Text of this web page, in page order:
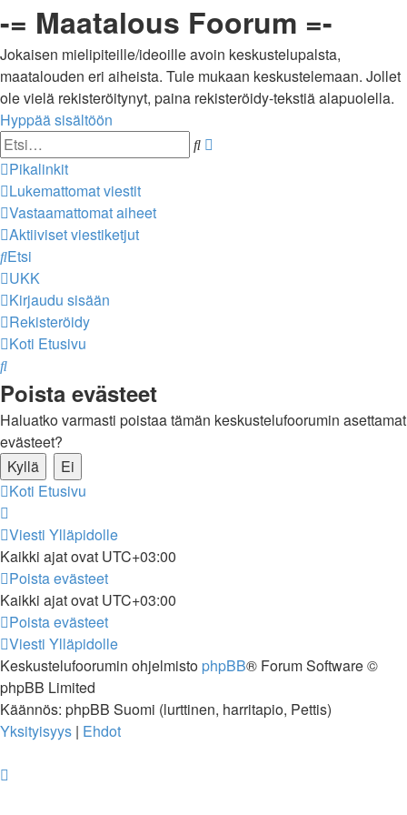
-= Maatalous Foorum =-
Jokaisen mielipiteille/ideoille avoin keskustelupalsta,
maatalouden eri aiheista. Tule mukaan keskustelemaan. Jollet
ole vielä rekisteröitynyt, paina rekisteröidy-tekstiä alapuolella.
Hyppää sisältöön
Etsi
Pikalinkit
Lukemattomat viestit
Vastaamattomat aiheet
Aktiiviset viestiketjut
Etsi
UKK
Kirjaudu sisään
Rekisteröidy
Koti Etusivu
Etsi
Poista evästeet
Haluatko varmasti poistaa tämän keskustelufoorumin asettamat
evästeet?
Koti Etusivu
Viesti Ylläpidolle
Kaikki ajat ovat UTC+03:00
Poista evästeet
Kaikki ajat ovat UTC+03:00
Poista evästeet
Viesti Ylläpidolle
Keskustelufoorumin ohjelmisto phpBB® Forum Software ©
phpBB Limited
Käännös: phpBB Suomi (lurttinen, harritapio, Pettis)
Yksityisyys | Ehdot